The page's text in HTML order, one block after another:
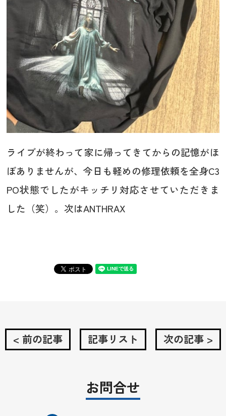
ライブが終わって家に帰ってきてからの記憶がほ
ぼありませんが、今日も軽めの修理依頼を全身C3
PO状態でしたがキッチリ対応させていただきま
した（笑）。次はANTHRAX
< 前の記事 記事リスト 次の記事 >
お問合せ